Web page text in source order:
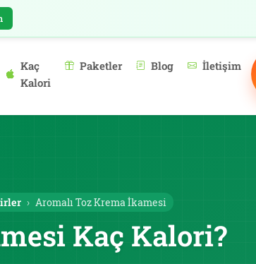
Kaç
Kalori
Paketler Blog İletişim
Aromalı Toz Krema İkamesi
Kaç Kalori?